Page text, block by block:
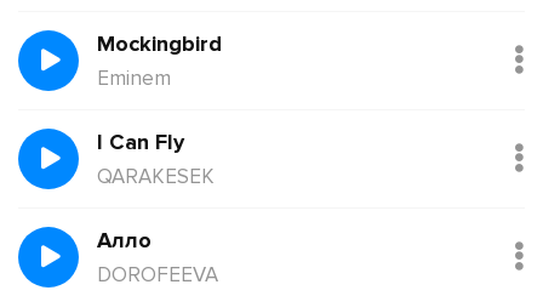
Mockingbird
Eminem
I Can Fly
QARAKESEK
Алло
DOROFEEVA